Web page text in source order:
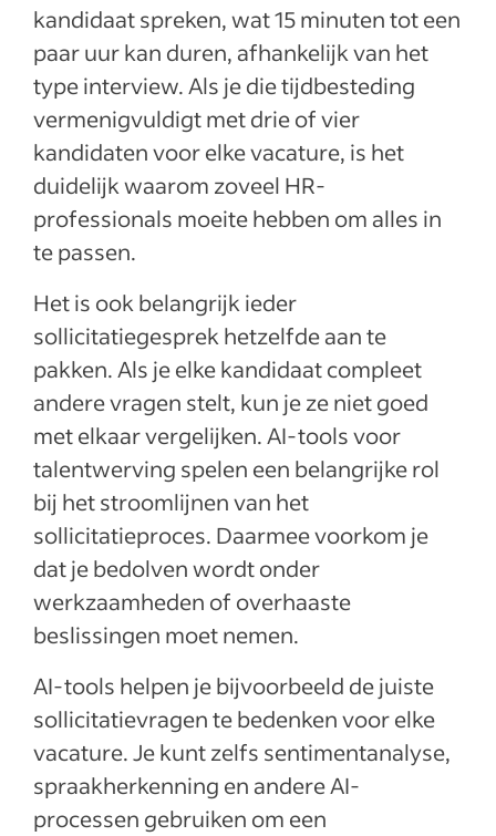
kandidaat spreken, wat 15 minuten tot een
paar uur kan duren, afhankelijk van het
type interview. Als je die tijdbesteding
vermenigvuldigt met drie of vier
kandidaten voor elke vacature, is het
duidelijk waarom zoveel HR-
professionals moeite hebben om alles in
te passen.
Het is ook belangrijk ieder
sollicitatiegesprek hetzelfde aan te
pakken. Als je elke kandidaat compleet
andere vragen stelt, kun je ze niet goed
met elkaar vergelijken. AI-tools voor
talentwerving spelen een belangrijke rol
bij het stroomlijnen van het
sollicitatieproces. Daarmee voorkom je
dat je bedolven wordt onder
werkzaamheden of overhaaste
beslissingen moet nemen.
AI-tools helpen je bijvoorbeeld de juiste
sollicitatievragen te bedenken voor elke
vacature. Je kunt zelfs sentimentanalyse,
spraakherkenning en andere AI-
processen gebruiken om een